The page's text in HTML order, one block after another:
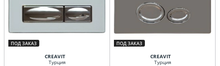
ПОД ЗАКАЗ
CREAVIT
Турция
ПОД ЗАКАЗ
CREAVIT
Турция